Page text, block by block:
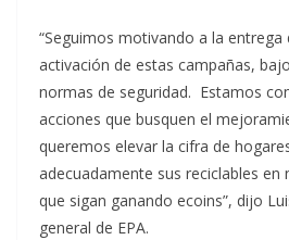
“Seguimos motivando a la
activación de estas campañas,
normas de seguridad. Estamos
acciones que busquen el
queremos elevar la cifra de
adecuadamente sus reciclables en
que sigan ganando ecoins”, dijo
general de EPA.